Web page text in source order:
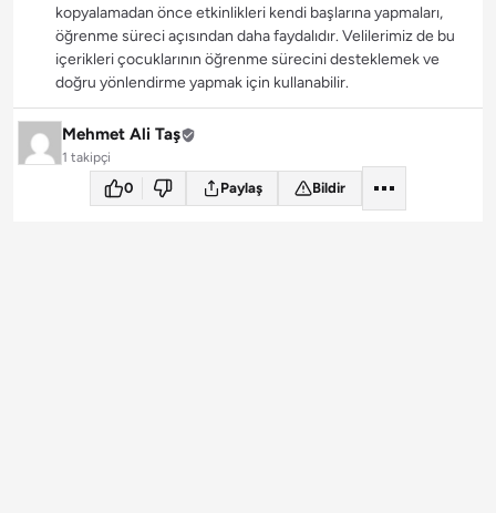
kopyalamadan önce etkinlikleri kendi başlarına yapmaları,
öğrenme süreci açısından daha faydalıdır. Velilerimiz de bu
içerikleri çocuklarının öğrenme sürecini desteklemek ve
doğru yönlendirme yapmak için kullanabilir.
Mehmet Ali Taş
1 takipçi
0 Paylaş Bildir